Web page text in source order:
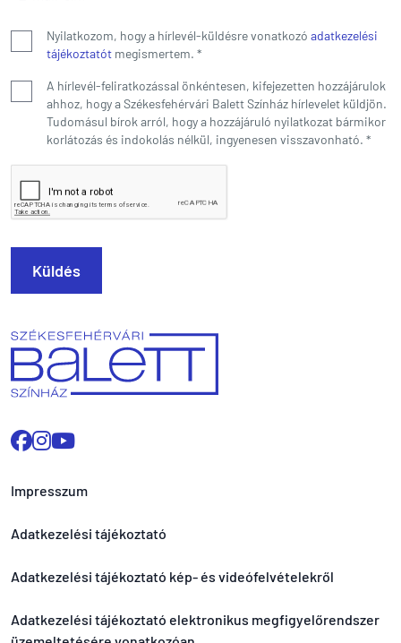
Impresszum
Adatkezelési tájékoztató
Adatkezelési tájékoztató kép- és videófelvételekről
Adatkezelési tájékoztató elektronikus megfigyelőrendszer
Nyilatkozom, hogy a hírlevél-küldésre vonatkozó adatkezelési
tájékoztatót megismertem. *
A hírlevél-feliratkozással önkéntesen, kifejezetten hozzájárulok
ahhoz, hogy a Székesfehérvári Balett Színház hírlevelet küldjön.
Tudomásul bírok arról, hogy a hozzájáruló nyilatkozat bármikor
korlátozás és indokolás nélkül, ingyenesen visszavonható. *
Küldés